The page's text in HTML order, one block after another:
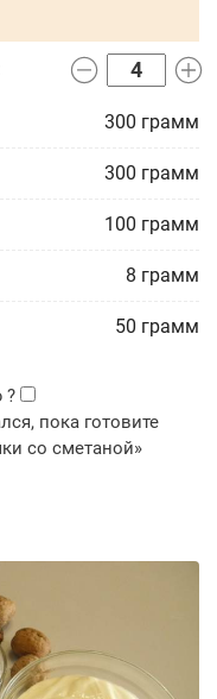
300 грамм
300 грамм
100 грамм
8 грамм
50 грамм